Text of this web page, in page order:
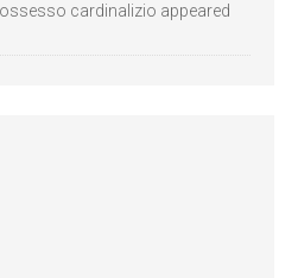
cardinalizio appeared